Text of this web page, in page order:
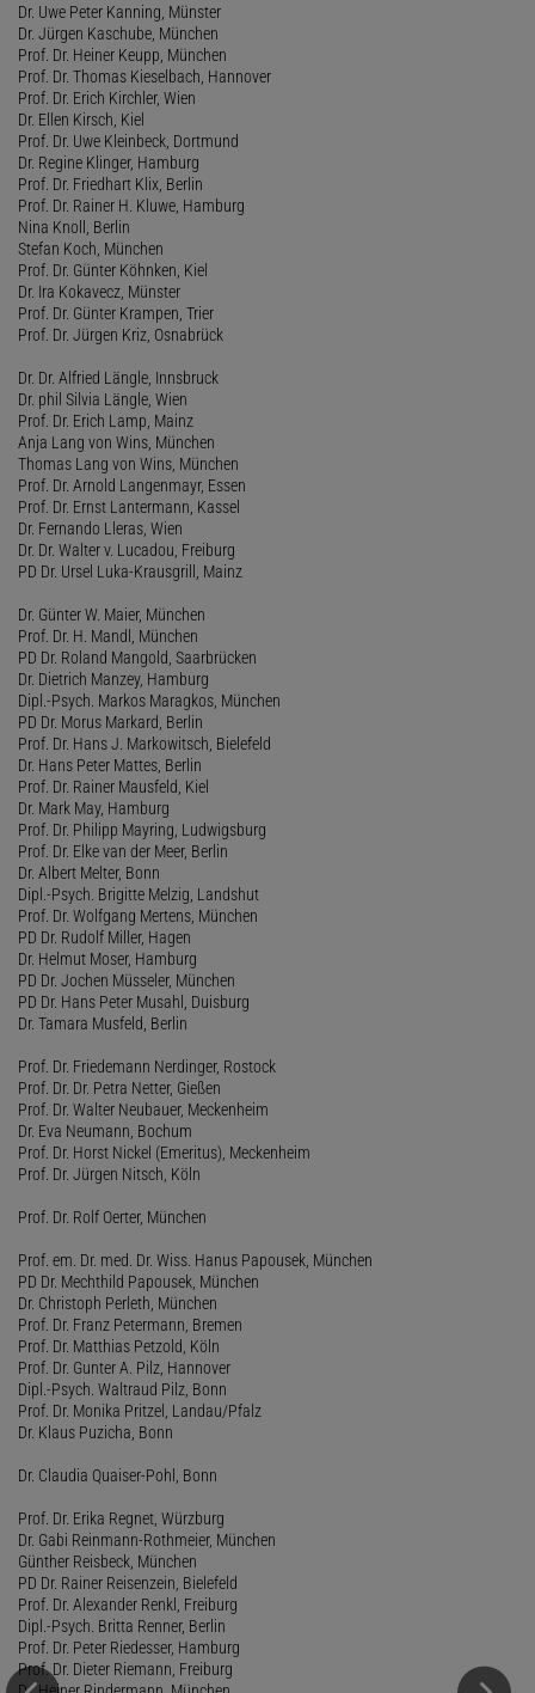
Dr. Uwe Peter Kanning, Münster
Dr. Jürgen Kaschube, München
Prof. Dr. Heiner Keupp, München
Prof. Dr. Thomas Kieselbach, Hannover
Prof. Dr. Erich Kirchler, Wien
Dr. Ellen Kirsch, Kiel
Prof. Dr. Uwe Kleinbeck, Dortmund
Dr. Regine Klinger, Hamburg
Prof. Dr. Friedhart Klix, Berlin
Prof. Dr. Rainer H. Kluwe, Hamburg
Nina Knoll, Berlin
Stefan Koch, München
Prof. Dr. Günter Köhnken, Kiel
Dr. Ira Kokavecz, Münster
Prof. Dr. Günter Krampen, Trier
Prof. Dr. Jürgen Kriz, Osnabrück
Dr. Dr. Alfried Längle, Innsbruck
Dr. phil Silvia Längle, Wien
Prof. Dr. Erich Lamp, Mainz
Anja Lang von Wins, München
Thomas Lang von Wins, München
Prof. Dr. Arnold Langenmayr, Essen
Prof. Dr. Ernst Lantermann, Kassel
Dr. Fernando Lleras, Wien
Dr. Dr. Walter v. Lucadou, Freiburg
PD Dr. Ursel Luka-Krausgrill, Mainz
Dr. Günter W. Maier, München
Prof. Dr. H. Mandl, München
PD Dr. Roland Mangold, Saarbrücken
Dr. Dietrich Manzey, Hamburg
Dipl.-Psych. Markos Maragkos, München
PD Dr. Morus Markard, Berlin
Prof. Dr. Hans J. Markowitsch, Bielefeld
Dr. Hans Peter Mattes, Berlin
Prof. Dr. Rainer Mausfeld, Kiel
Dr. Mark May, Hamburg
Prof. Dr. Philipp Mayring, Ludwigsburg
Prof. Dr. Elke van der Meer, Berlin
Dr. Albert Melter, Bonn
Dipl.-Psych. Brigitte Melzig, Landshut
Prof. Dr. Wolfgang Mertens, München
PD Dr. Rudolf Miller, Hagen
Dr. Helmut Moser, Hamburg
PD Dr. Jochen Müsseler, München
PD Dr. Hans Peter Musahl, Duisburg
Dr. Tamara Musfeld, Berlin
Prof. Dr. Friedemann Nerdinger, Rostock
Prof. Dr. Dr. Petra Netter, Gießen
Prof. Dr. Walter Neubauer, Meckenheim
Dr. Eva Neumann, Bochum
Prof. Dr. Horst Nickel (Emeritus), Meckenheim
Prof. Dr. Jürgen Nitsch, Köln
Prof. Dr. Rolf Oerter, München
Prof. em. Dr. med. Dr. Wiss. Hanus Papousek, München
PD Dr. Mechthild Papousek, München
Dr. Christoph Perleth, München
Prof. Dr. Franz Petermann, Bremen
Prof. Dr. Matthias Petzold, Köln
Prof. Dr. Gunter A. Pilz, Hannover
Dipl.-Psych. Waltraud Pilz, Bonn
Prof. Dr. Monika Pritzel, Landau/Pfalz
Dr. Klaus Puzicha, Bonn
Dr. Claudia Quaiser-Pohl, Bonn
Prof. Dr. Erika Regnet, Würzburg
Dr. Gabi Reinmann-Rothmeier, München
Günther Reisbeck, München
PD Dr. Rainer Reisenzein, Bielefeld
Prof. Dr. Alexander Renkl, Freiburg
Dipl.-Psych. Britta Renner, Berlin
Prof. Dr. Peter Riedesser, Hamburg
Prof. Dr. Dieter Riemann, Freiburg